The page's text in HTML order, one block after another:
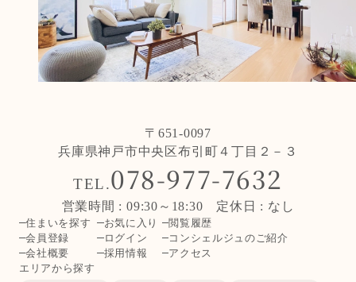
〒651-0097
兵庫県神戸市中央区布引町４丁目２－３
TEL.078-977-7632
営業時間 : 09:30～18:30 定休日 : なし
住まいを探す お気に入り
閲覧履歴
会員登録
ログイン
コンシェルジュのご紹介
会社概要
採用情報
アクセス
エリアから探す